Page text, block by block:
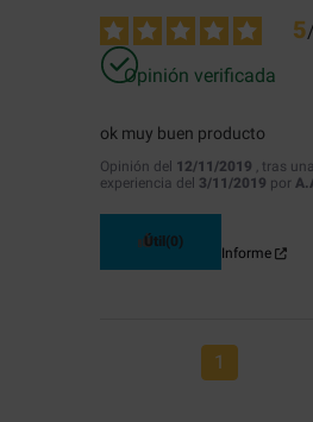
5
Opinión verificada
ok muy buen producto
Opinión del 12/11/2019 , tras
experiencia del 3/11/2019 por
Útil(0)
Informe
1